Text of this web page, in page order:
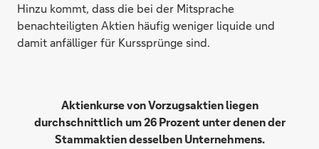
Hinzu kommt, dass die bei der Mitsprache
benachteiligten Aktien häufig weniger liquide und
damit anfälliger für Kurssprünge sind.
Aktienkurse von Vorzugsaktien liegen
durchschnittlich um 26 Prozent unter denen der
Stammaktien desselben Unternehmens.